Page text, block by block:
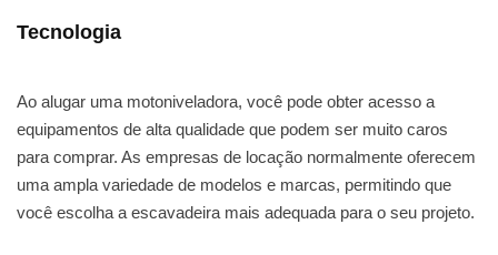
Tecnologia
Ao alugar uma motoniveladora, você pode obter acesso a
equipamentos de alta qualidade que podem ser muito caros
para comprar. As empresas de locação normalmente oferecem
uma ampla variedade de modelos e marcas, permitindo que
você escolha a escavadeira mais adequada para o seu projeto.